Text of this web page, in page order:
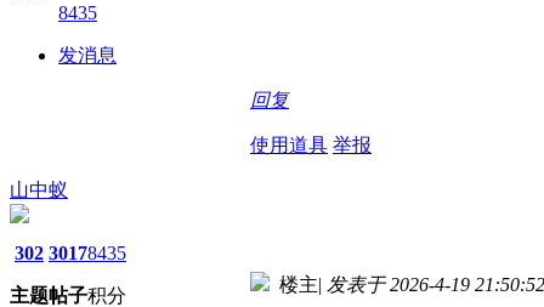
8435
发消息
回复
使用道具 举报
山中蚁
302
主题
3017
帖子
8435
积分
楼主| 发表于 2026-4-19 21:50:52